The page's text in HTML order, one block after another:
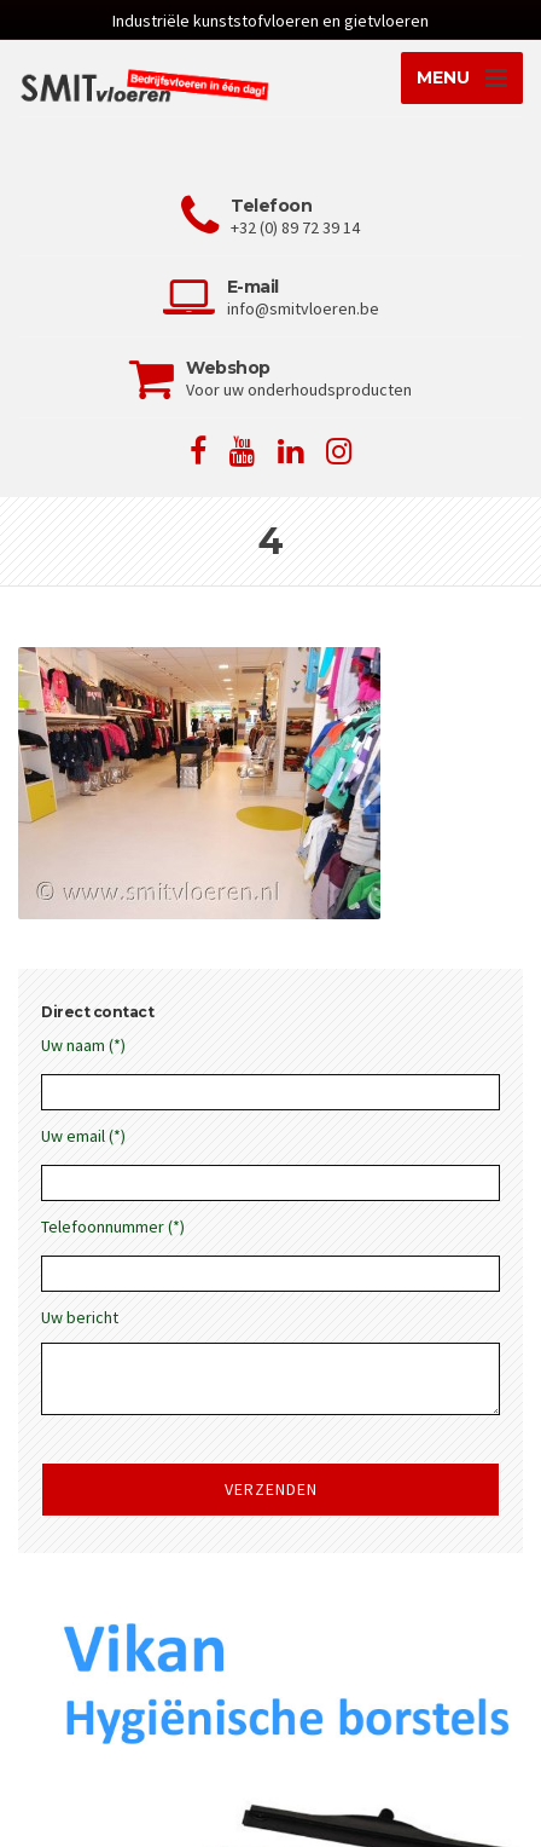
Industriële kunststofvloeren en gietvloeren
MENU
Telefoon
+32 (0) 89 72 39 14
E-mail
info@smitvloeren.be
Webshop
Voor uw onderhoudsproducten
4
Direct contact
Uw naam (*)
Uw email (*)
Telefoonnummer (*)
Uw bericht